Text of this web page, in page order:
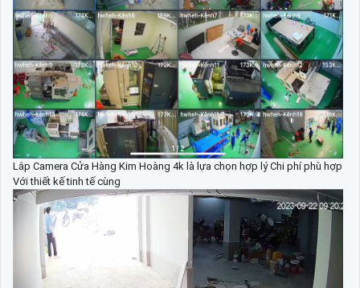
Lắp Camera Cửa Hàng Kim Hoàng 4k là lựa chọn hợp lý Chi phí phù hợp
Với thiết kế tinh tế cùng